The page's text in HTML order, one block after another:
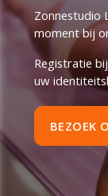
Zonnestudio
moment bij
Registratie
uw
BEZOEK